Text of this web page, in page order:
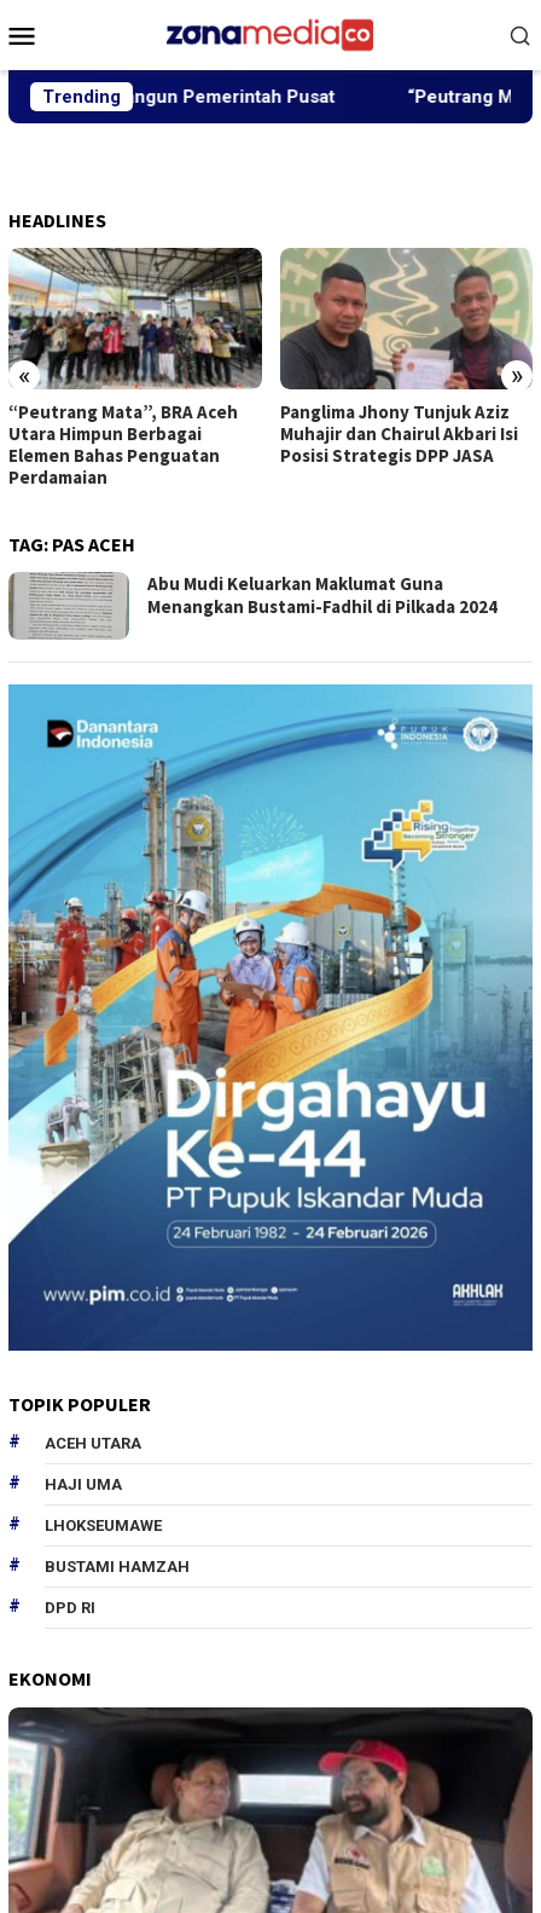
ke
Mobile
Trending
Dibangun Pemerintah Pusat “Peutrang Mata”,
HEADLINES
« »
“Peutrang Mata”, BRA Aceh
Utara Himpun Berbagai
Elemen Bahas Penguatan
Perdamaian
Panglima Jhony Tunjuk Aziz
Muhajir dan Chairul Akbari Isi
Posisi Strategis DPP JASA
TAG: PAS ACEH
Abu Mudi Keluarkan Maklumat Guna
Menangkan Bustami-Fadhil di Pilkada 2024
TOPIK POPULER
ACEH UTARA
HAJI UMA
LHOKSEUMAWE
BUSTAMI HAMZAH
DPD RI
EKONOMI